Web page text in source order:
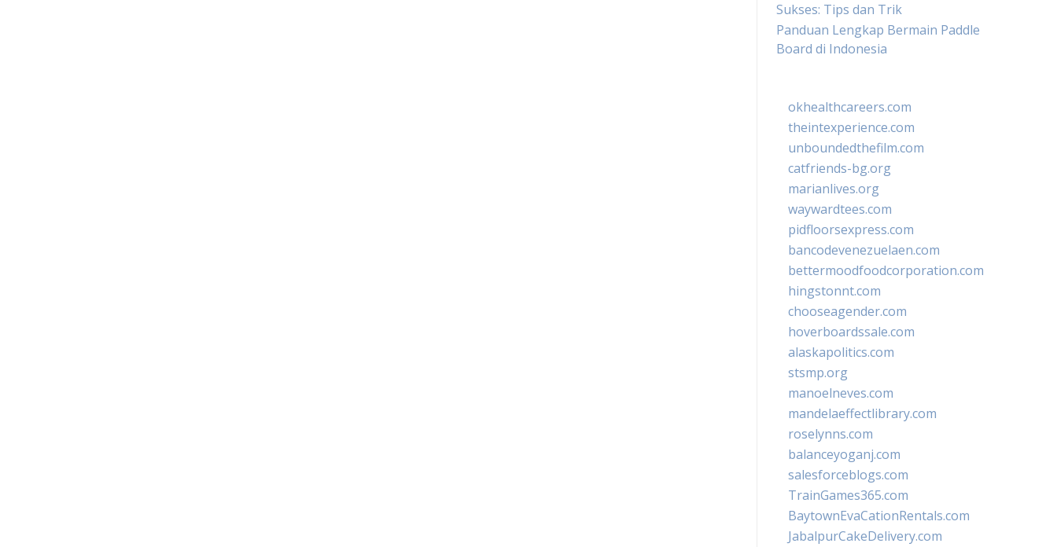
Sukses: Tips dan Trik
Panduan Lengkap Bermain Paddle
Board di Indonesia
okhealthcareers.com
theintexperience.com
unboundedthefilm.com
catfriends-bg.org
marianlives.org
waywardtees.com
pidfloorsexpress.com
bancodevenezuelaen.com
bettermoodfoodcorporation.com
hingstonnt.com
chooseagender.com
hoverboardssale.com
alaskapolitics.com
stsmp.org
manoelneves.com
mandelaeffectlibrary.com
roselynns.com
balanceyoganj.com
salesforceblogs.com
TrainGames365.com
BaytownEvaCationRentals.com
JabalpurCakeDelivery.com